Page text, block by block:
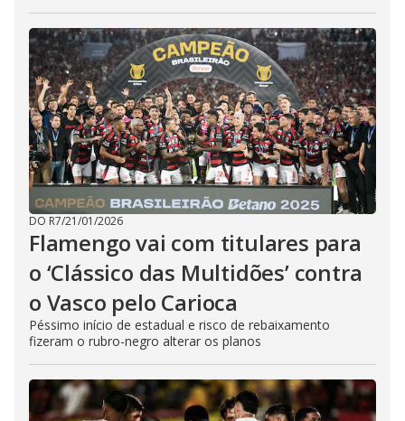
DO R7/21/01/2026
Flamengo vai com titulares para
o ‘Clássico das Multidões’ contra
o Vasco pelo Carioca
Péssimo início de estadual e risco de rebaixamento
fizeram o rubro-negro alterar os planos